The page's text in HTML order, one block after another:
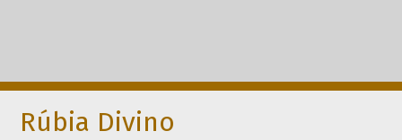
Rúbia Divino